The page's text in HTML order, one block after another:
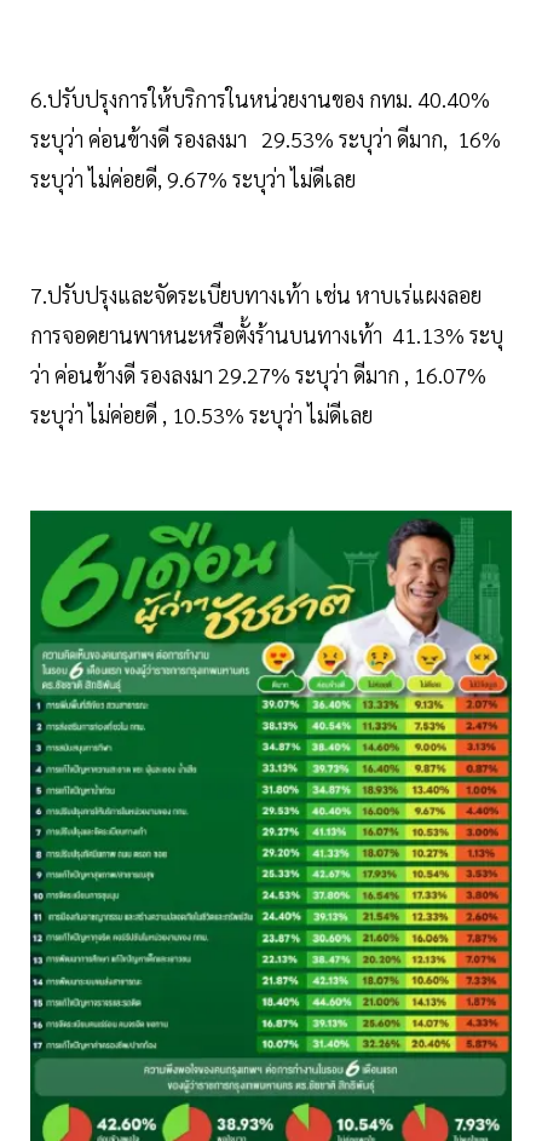
6.ปรับปรุงการให้บริการในหน่วยงานของ กทม. 40.40%
ระบุว่า ค่อนข้างดี รองลงมา 29.53% ระบุว่า ดีมาก, 16%
ระบุว่า ไม่ค่อยดี, 9.67% ระบุว่า ไม่ดีเลย
7.ปรับปรุงและจัดระเบียบทางเท้า เช่น หาบเร่แผงลอย
การจอดยานพาหนะหรือตั้งร้านบนทางเท้า 41.13% ระบุ
ว่า ค่อนข้างดี รองลงมา 29.27% ระบุว่า ดีมาก , 16.07%
ระบุว่า ไม่ค่อยดี , 10.53% ระบุว่า ไม่ดีเลย